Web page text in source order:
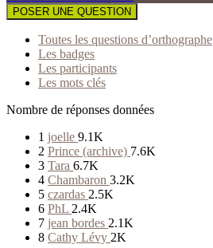
POSER UNE QUESTION
Toutes les questions d’orthographe
Les badges
Les participants
Les mots clés
Nombre de réponses données
1 joelle 9.1K
2 Prince (archive) 7.6K
3 Tara 6.7K
4 Chambaron 3.2K
5 czardas 2.5K
6 PhL 2.4K
7 jean bordes 2.1K
8 Cathy Lévy 2K